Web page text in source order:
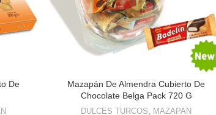
De
Mazapán De Almendra Cubierto De
Chocolate Belga Pack 720 G
DULCES TURCOS, MAZAPAN